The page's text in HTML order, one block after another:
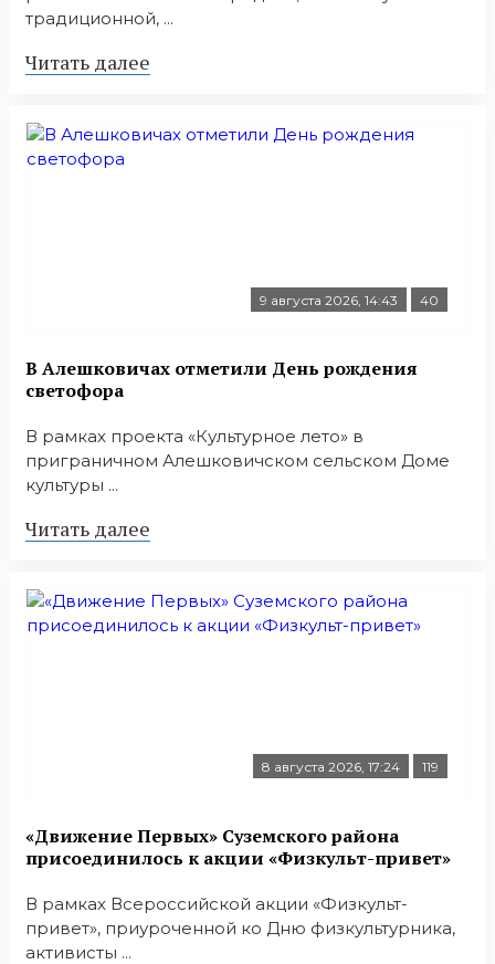
традиционной, ...
Читать далее
9 августа 2026, 14:43 40
В Алешковичах отметили День рождения
светофора
В рамках проекта «Культурное лето» в
приграничном Алешковичском сельском Доме
культуры ...
Читать далее
8 августа 2026, 17:24 119
«Движение Первых» Суземского района
присоединилось к акции «Физкульт-привет»
В рамках Всероссийской акции «Физкульт-
привет», приуроченной ко Дню физкультурника,
активисты ...